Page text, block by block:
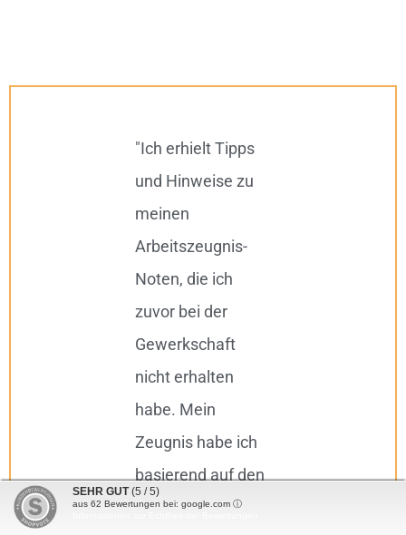
★★★★★
"Ich erhielt Tipps
und Hinweise zu
meinen
Arbeitszeugnis-
Noten, die ich
zuvor bei der
Gewerkschaft
nicht erhalten
habe. Mein
Zeugnis habe ich
basierend auf den
Tipps von meinem
SEHR GUT (5 / 5)
aus 62 Bewertungen bei: google.com ⓘ